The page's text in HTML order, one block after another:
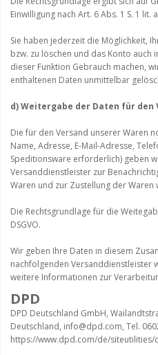
Einwilligung nach Art. 6 Abs. 1 S. 1 lit.
Sie haben jederzeit die Möglichkeit,
bzw. zu löschen und das Konto auch
dieser Funktion Gebrauch machen,
enthaltenen Daten unmittelbar
d) Weitergabe der Daten für den
Die für den Versand unserer Waren
Name, Adresse, E-Mail-Adresse,
Speditionsware erforderlich) geben
Versanddienstleister zur
Waren und zur Zustellung der Waren
Die Rechtsgrundlage für die
DSGVO.
Wir geben Ihre Daten in diesem
nachfolgenden Versanddienstleister
weitere Informationen zur
DPD
DPD Deutschland GmbH,
Deutschland, info@dpd.com, Tel.
https://www.dpd.com/de/siteutilities/